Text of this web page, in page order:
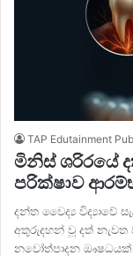
TAP Edutainment
මිනිස් ශරිරයේ
පරික්ෂාව
දන්ත වෛද්‍ය විද්‍යාවේ
අතුරුදහන් වූ දත්
නවෝත්පාදන ඖෂධයක්